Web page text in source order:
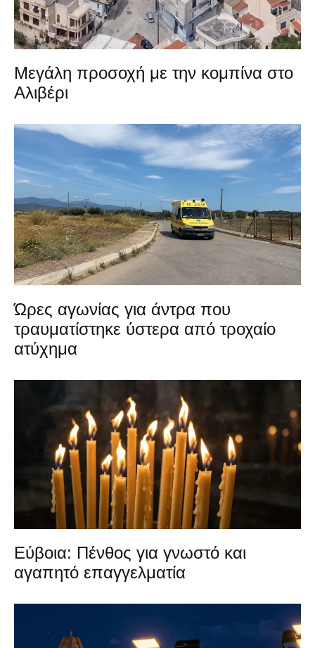
Μεγάλη προσοχή με την κομπίνα στο
Αλιβέρι
Ώρες αγωνίας για άντρα που
τραυματίστηκε ύστερα από τροχαίο
ατύχημα
Εύβοια: Πένθος για γνωστό και
αγαπητό επαγγελματία